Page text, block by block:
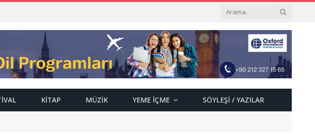
KITAP MÜZIK YEME İÇME SÖYLEŞI / YAZILAR